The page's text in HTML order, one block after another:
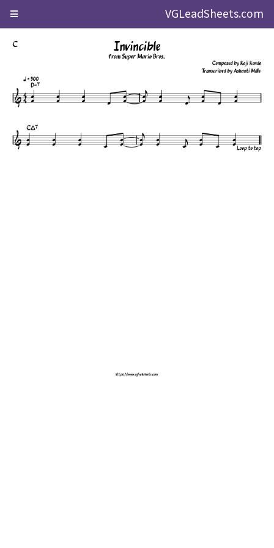
VGLeadSheets.com